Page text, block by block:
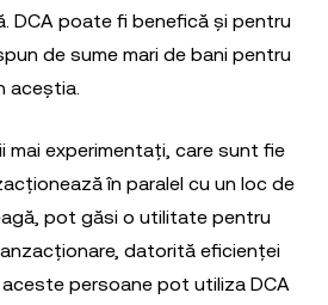
DCA poate fi benefică și pentru
de sume mari de bani pentru
aceștia.
mai experimentați, care sunt fie
în paralel cu un loc de
pot găsi o utilitate pentru
datorită eficienței
persoane pot utiliza DCA